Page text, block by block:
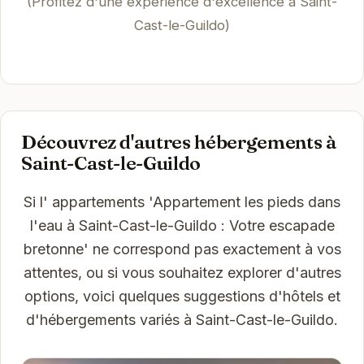
Cast-le-Guildo)
Découvrez d'autres hébergements à
Saint-Cast-le-Guildo
Si l' appartements 'Appartement les pieds dans
l'eau à Saint-Cast-le-Guildo : Votre escapade
bretonne' ne correspond pas exactement à vos
attentes, ou si vous souhaitez explorer d'autres
options, voici quelques suggestions d'hôtels et
d'hébergements variés à Saint-Cast-le-Guildo.